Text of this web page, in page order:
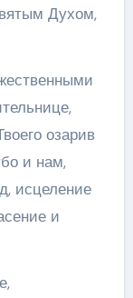
Духом,
озарив
и нам,
исцеление
и